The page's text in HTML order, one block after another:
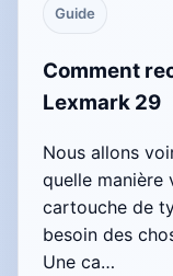
Guide
Comment
Lexmark 29
Nous allons
quelle manière
cartouche de
besoin des
Une ca…